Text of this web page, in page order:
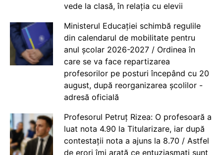
vede la clasă, în relația cu elevii
Ministerul Educației schimbă regulile
din calendarul de mobilitate pentru
anul școlar 2026-2027 / Ordinea în
care se va face repartizarea
profesorilor pe posturi începând cu 20
august, după reorganizarea școlilor -
adresă oficială
Profesorul Petruț Rizea: O profesoară a
luat nota 4.90 la Titularizare, iar după
contestații nota a ajuns la 8.70 / Astfel
de erori îmi arată ce entuziasmați sunt